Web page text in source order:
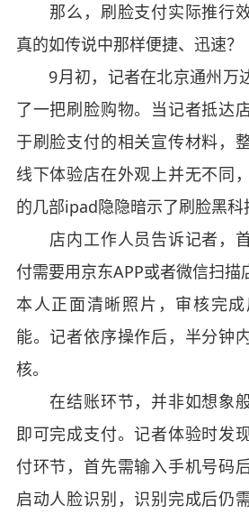
那么，刷脸支付实际推行
真的如传说中那样便捷、迅速？
9月初，记者在北京通州万
了一把刷脸购物。当记者抵达
于刷脸支付的相关宣传材料，
线下体验店在外观上并无不同
的几部ipad隐隐暗示了刷脸黑科
店内工作人员告诉记者，
付需要用京东APP或者微信扫描
本人正面清晰照片，审核完
能。记者依序操作后，半分钟
核。
在结账环节，并非如想象
即可完成支付。记者体验时发
付环节，首先需输入手机号码
启动人脸识别，识别完成后仍